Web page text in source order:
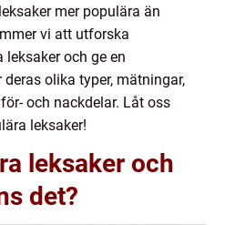
mer populära än
vi att utforska
och ge en
olika typer, mätningar,
och nackdelar. Låt oss
leksaker!
leksaker och
det?